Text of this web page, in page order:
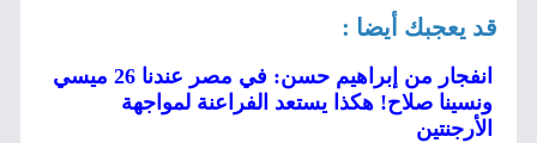
قد يعجبك أيضا :
انفجار من إبراهيم حسن: في مصر عندنا 26 ميسي
ونسينا صلاح! هكذا يستعد الفراعنة لمواجهة
الأرجنتين